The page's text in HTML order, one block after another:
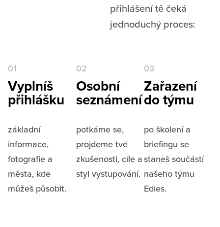
přihlášení tě čeká
jednoduchý proces:
01
Vyplníš
přihlášku
základní
informace,
fotografie a
města, kde
můžeš působit.
02
Osobní
seznámení
potkáme se,
projdeme tvé
zkušenosti, cíle a
styl vystupování.
03
Zařazení
do týmu
po školení a
briefingu se
staneš součástí
našeho týmu
Edies.